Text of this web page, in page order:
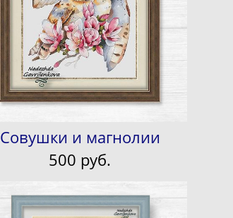
Совушки и магнолии
500 pуб.